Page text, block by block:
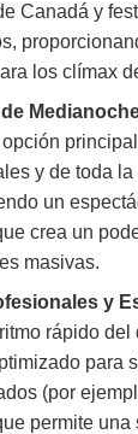
Canadá y
los clímax
y de toda la
un
crea un
masivas.
y
rápido del
para
(por
permite una